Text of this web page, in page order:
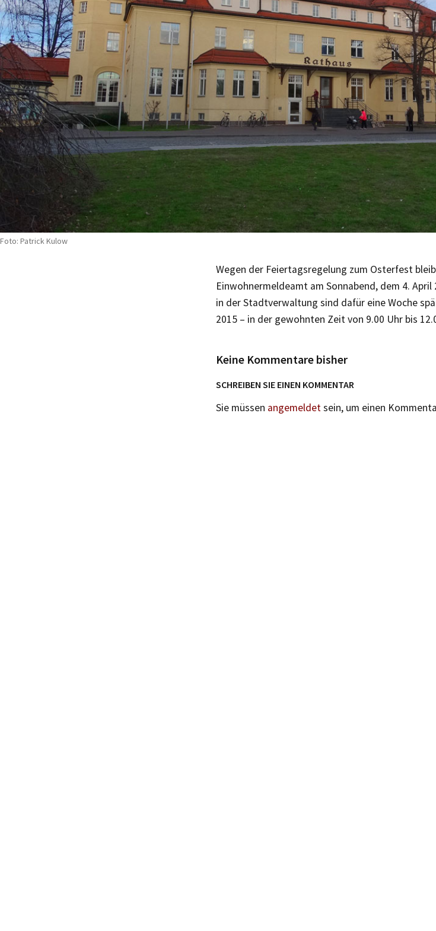
Foto: Patrick Kulow
Wegen der Feiertagsregelung zum Osterfest
Einwohnermeldeamt am Sonnabend, dem 4.
in der Stadtverwaltung sind dafür eine Woche
2015 – in der gewohnten Zeit von 9.00 Uhr bis
Keine Kommentare bisher
SCHREIBEN SIE EINEN KOMMENTAR
Sie müssen angemeldetsein, um einen